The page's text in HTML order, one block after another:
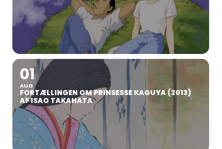
01
AUG
FORTÆLLINGEN OM PRINSESSE KAGUYA (2013)
AF ISAO TAKAHATA